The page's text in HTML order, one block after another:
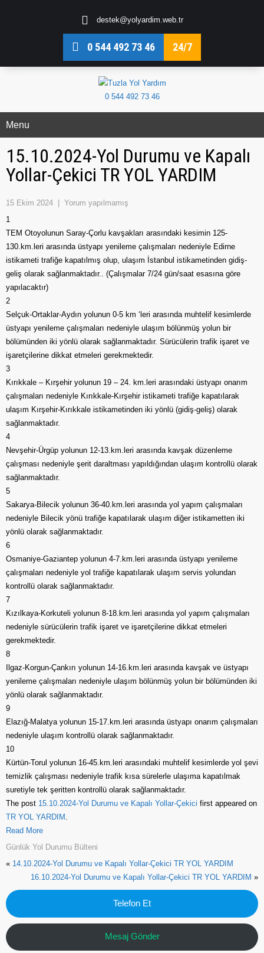
destek@yolyardim.web.tr
0 544 492 73 46 24/7
0 544 492 73 46
Menu
15.10.2024-Yol Durumu ve Kapalı
Yollar-Çekici TR YOL YARDIM
15 Ekim 2024
Yorum yapılmamış
1
TEM Otoyolunun Saray-Çorlu kavşakları arasındaki kesimin 125-
130.km.leri arasında üstyapı yenileme çalışmaları nedeniyle Edirne
istikameti trafiğe kapatılmış olup, ulaşım İstanbul istikametinden gidiş-
geliş olarak sağlanmaktadır.. (Çalışmalar 7/24 gün/saat esasına göre
yapılacaktır)
2
Selçuk-Ortaklar-Aydın yolunun 0-5 km ‘leri arasında muhtelif kesimlerde
üstyapı yenileme çalışmaları nedeniyle ulaşım bölünmüş yolun bir
bölümünden iki yönlü olarak sağlanmaktadır. Sürücülerin trafik işaret ve
işaretçilerine dikkat etmeleri gerekmektedir.
3
Kırıkkale – Kırşehir yolunun 19 – 24. km.leri arasındaki üstyapı onarım
çalışmaları nedeniyle Kırıkkale-Kırşehir istikameti trafiğe kapatılarak
ulaşım Kırşehir-Kırıkkale istikametinden iki yönlü (gidiş-geliş) olarak
sağlanmaktadır.
4
Nevşehir-Ürgüp yolunun 12-13.km.leri arasında kavşak düzenleme
çalışması nedeniyle şerit daraltması yapıldığından ulaşım kontrollü olarak
sağlanmaktadır.
5
Sakarya-Bilecik yolunun 36-40.km.leri arasında yol yapım çalışmaları
nedeniyle Bilecik yönü trafiğe kapatılarak ulaşım diğer istikametten iki
yönlü olarak sağlanmaktadır.
6
Osmaniye-Gaziantep yolunun 4-7.km.leri arasında üstyapı yenileme
çalışmaları nedeniyle yol trafiğe kapatılarak ulaşım servis yolundan
kontrollü olarak sağlanmaktadır.
7
Kızılkaya-Korkuteli yolunun 8-18.km.leri arasında yol yapım çalışmaları
nedeniyle sürücülerin trafik işaret ve işaretçilerine dikkat etmeleri
gerekmektedir.
8
Ilgaz-Korgun-Çankırı yolunun 14-16.km.leri arasında kavşak ve üstyapı
yenileme çalışmaları nedeniyle ulaşım bölünmüş yolun bir bölümünden iki
yönlü olarak sağlanmaktadır.
9
Elazığ-Malatya yolunun 15-17.km.leri arasında üstyapı onarım çalışmaları
nedeniyle ulaşım kontrollü olarak sağlanmaktadır.
10
Kürtün-Torul yolunun 16-45.km.leri arasındaki muhtelif kesimlerde yol şevi
temizlik çalışması nedeniyle trafik kısa sürelerle ulaşıma kapatılmak
suretiyle tek şeritten kontrollü olarak sağlanmaktadır.
The post 15.10.2024-Yol Durumu ve Kapalı Yollar-Çekici first appeared on
TR YOL YARDIM .
Read More
Günlük Yol Durumu Bülteni
« 14.10.2024-Yol Durumu ve Kapalı Yollar-Çekici TR YOL YARDIM
16.10.2024-Yol Durumu ve Kapalı Yollar-Çekici TR YOL YARDIM »
Telefon Et
Mesaj Gönder